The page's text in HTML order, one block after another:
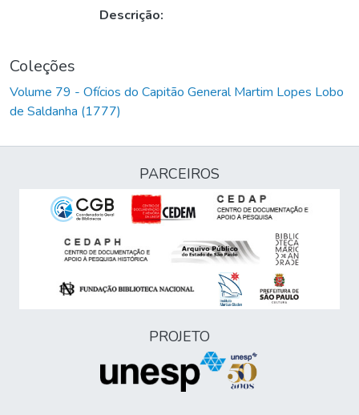
Descrição:
Coleções
Volume 79 - Ofícios do Capitão General Martim Lopes Lobo
de Saldanha (1777)
PARCEIROS
PROJETO